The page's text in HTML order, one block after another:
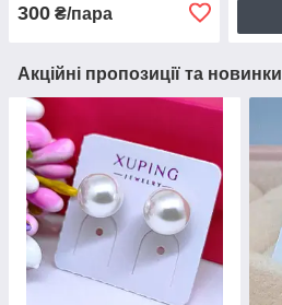
300 ₴/пара
Акційні пропозиції та новинки